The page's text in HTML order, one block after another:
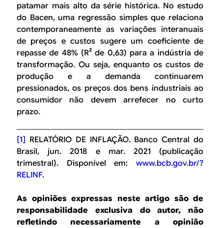
patamar mais alto da série histórica. No estudo
do Bacen, uma regressão simples que relaciona
contemporaneamente as variações interanuais
de preços e custos sugere um coeficiente de
repasse de 48% (R² de 0,63) para a indústria de
transformação. Ou seja, enquanto os custos de
produção e a demanda continuarem
pressionados, os preços dos bens industriais ao
consumidor não devem arrefecer no curto
prazo.
[1] RELATÓRIO DE INFLAÇÃO. Banco Central do
Brasil, jun. 2018 e mar. 2021 (publicação
trimestral). Disponível em: www.bcb.gov.br/?
RELINF.
As opiniões expressas neste artigo são de
responsabilidade exclusiva do autor, não
refletindo necessariamente a opinião